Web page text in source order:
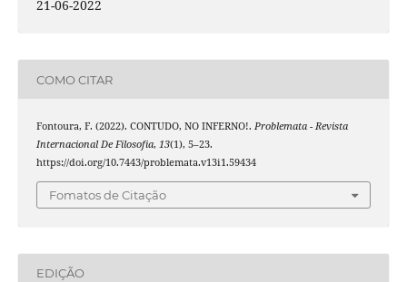
21-06-2022
COMO CITAR
Fontoura, F. (2022). CONTUDO, NO INFERNO!. Problemata - Revista
Internacional De Filosofia, 13(1), 5–23.
https://doi.org/10.7443/problemata.v13i1.59434
Fomatos de Citação
EDIÇÃO